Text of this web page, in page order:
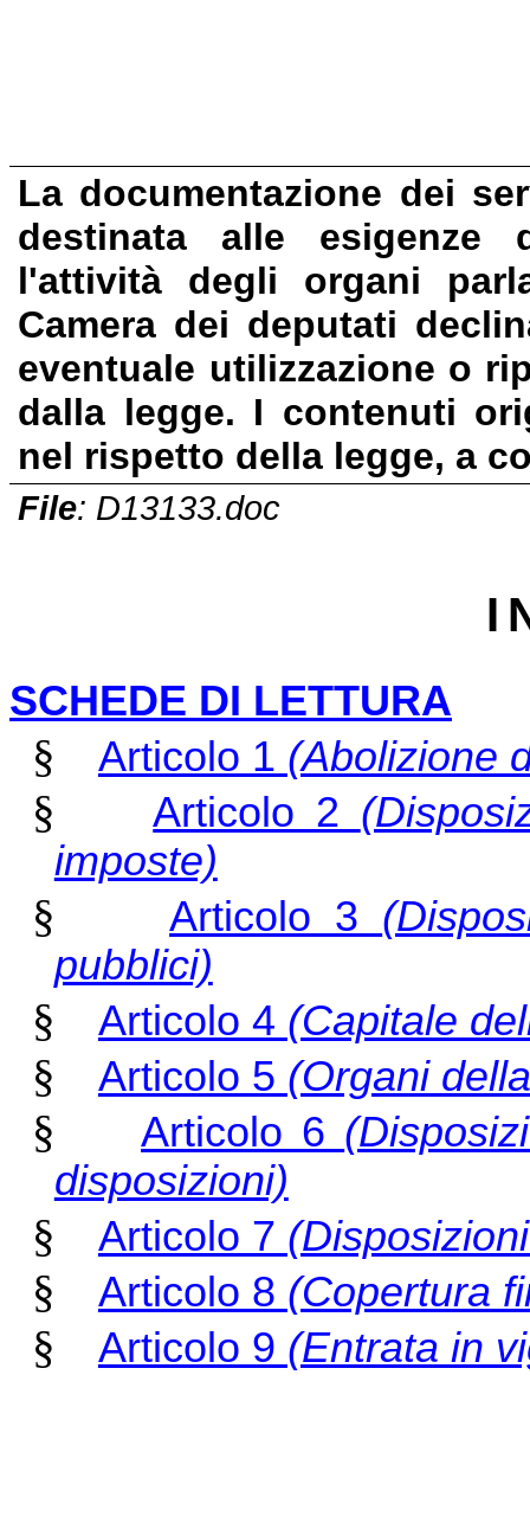
La documentazione dei
destinata alle esigenze
l'attività degli organi
Camera dei deputati
eventuale utilizzazione o
dalla legge. I contenuti
nel rispetto della legge, a
File: D13133.doc
SCHEDE DI LETTURA
§ Articolo 1 (Abolizione
§ Articolo 2
imposte)
§ Articolo 3
pubblici)
§ Articolo 4 (Capitale
§ Articolo 5 (Organi
§ Articolo 6
disposizioni)
§ Articolo 7
§ Articolo 8 (Copertura
§ Articolo 9 (Entrata in